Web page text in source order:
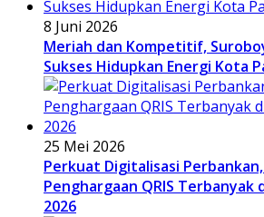
8 Juni 2026
Meriah dan Kompetitif,
Sukses Hidupkan Energi Kota
25 Mei 2026
Perkuat Digitalisasi
Penghargaan QRIS Terbanyak
2026